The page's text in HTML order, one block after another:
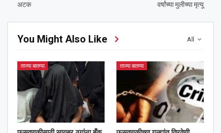
अटक
वर्षांच्या मुलीच्या मृत्यू
All
You Might Also Like
ताज्या बातम्या ताज्या बातम्या